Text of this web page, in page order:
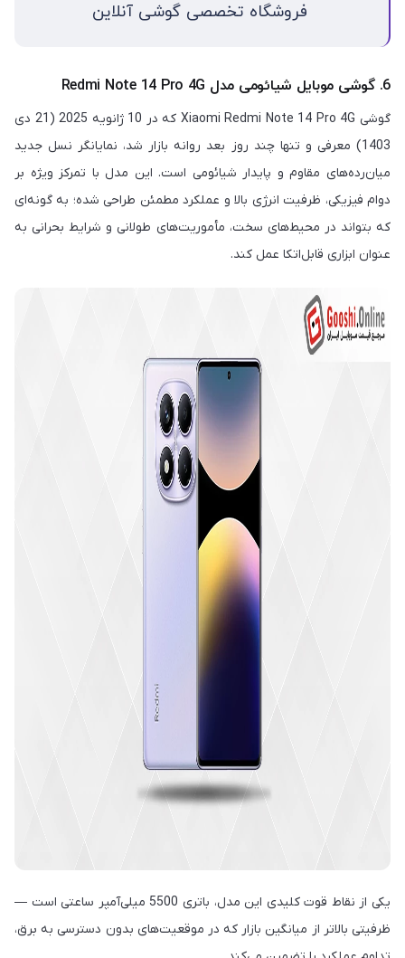
فروشگاه تخصصی گوشی آنلاین
6. گوشی موبایل شیائومی مدل Redmi Note 14 Pro 4G
گوشی Xiaomi Redmi Note 14 Pro 4G که در 10 ژانویه 2025 (21 دی
1403) معرفی و تنها چند روز بعد روانه بازار شد، نمایانگر نسل جدید
میان‌رده‌های مقاوم و پایدار شیائومی است. این مدل با تمرکز ویژه بر
دوام فیزیکی، ظرفیت انرژی بالا و عملکرد مطمئن طراحی شده؛ به گونه‌ای
که بتواند در محیط‌های سخت، مأموریت‌های طولانی و شرایط بحرانی به
عنوان ابزاری قابل‌اتکا عمل کند.
یکی از نقاط قوت کلیدی این مدل، باتری 5500 میلی‌آمپر ساعتی است —
ظرفیتی بالاتر از میانگین بازار که در موقعیت‌های بدون دسترسی به برق،